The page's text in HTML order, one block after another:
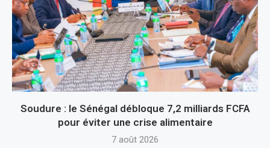
Soudure : le Sénégal débloque 7,2 milliards FCFA
pour éviter une crise alimentaire
7 août 2026